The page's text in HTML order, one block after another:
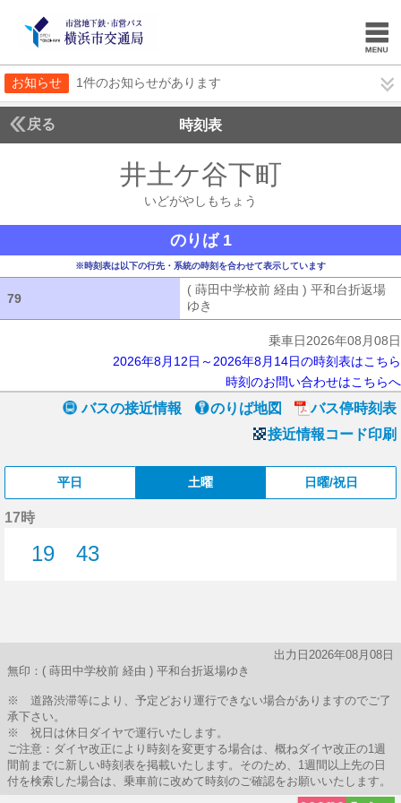
お知らせ 1件のお知らせがあります
戻る 時刻表
井土ケ谷下町
いどがやしもちょう
のりば 1
※時刻表は以下の行先・系統の時刻を合わせて表示しています
79
( 蒔田中学校前 経由 ) 平和台折返場
ゆき
乗車日2026年08月08日
2026年8月12日～2026年8月14日の時刻表はこちら
時刻のお問い合わせはこちらへ
バスの接近情報 のりば地図
バス停時刻表
接近情報コード印刷
平日 土曜 日曜/祝日
17時
19
43
出力日2026年08月08日
無印：( 蒔田中学校前 経由 ) 平和台折返場ゆき
※ 道路渋滞等により、予定どおり運行できない場合がありますのでご了
承下さい。
※ 祝日は休日ダイヤで運行いたします。
ご注意：ダイヤ改正により時刻を変更する場合は、概ねダイヤ改正の1週
間前までに新しい時刻表を掲載いたします。そのため、1週間以上先の日
付を検索した場合は、乗車前に改めて時刻のご確認をお願いいたします。